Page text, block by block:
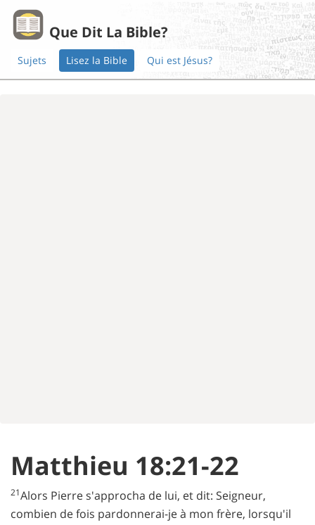
Que Dit La Bible?
Sujets Lisez la Bible Qui est Jésus?
Matthieu 18:21-22
21Alors Pierre s'approcha de lui, et dit: Seigneur,
combien de fois pardonnerai-je à mon frère, lorsqu'il